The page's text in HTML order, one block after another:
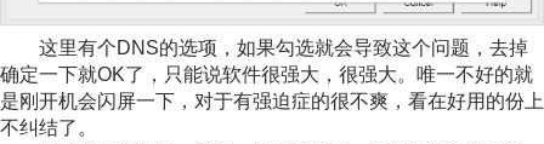
这里有个DNS的选项，如果勾选就会导致这个问题，去掉
确定一下就OK了，只能说软件很强大，很强大。唯一不好的就
是刚开机会闪屏一下，对于有强迫症的很不爽，看在好用的份上
不纠结了。